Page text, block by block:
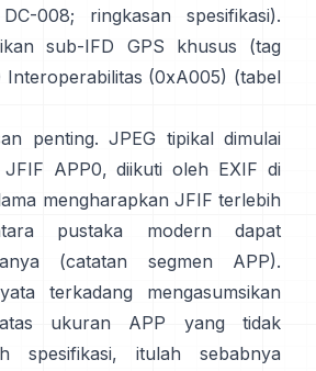
008; ringkasan spesifikasi).
sub-IFD GPS khusus (tag
Interoperabilitas (0xA005) (tabel
penting. JPEG tipikal dimulai
JFIF APP0, diikuti oleh EXIF di
mengharapkan JFIF terlebih
pustaka modern dapat
(catatan segmen APP).
terkadang mengasumsikan
ukuran APP yang tidak
spesifikasi, itulah sebabnya